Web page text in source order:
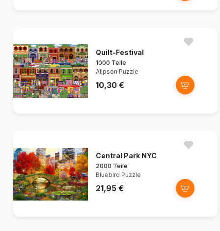
Quilt-Festival
1000 Teile
Alipson Puzzle
10,30 €
Central Park NYC
2000 Teile
Bluebird Puzzle
21,95 €